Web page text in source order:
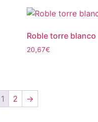
Roble torre blanco
20,67€
1 2 →